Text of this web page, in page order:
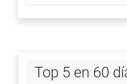
Top 5 en 60